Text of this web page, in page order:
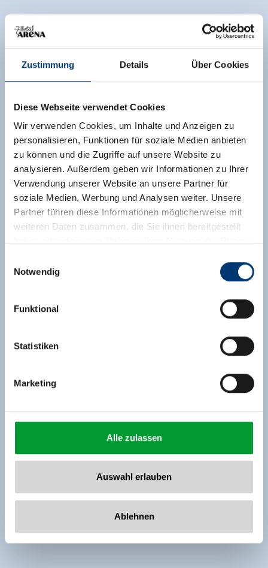
Zustimmung Details Über Cookies
Diese Webseite verwendet Cookies
Wir verwenden Cookies, um Inhalte und Anzeigen zu
personalisieren, Funktionen für soziale Medien anbieten
zu können und die Zugriffe auf unsere Website zu
analysieren. Außerdem geben wir Informationen zu Ihrer
Verwendung unserer Website an unsere Partner für
soziale Medien, Werbung und Analysen weiter. Unsere
Partner führen diese Informationen möglicherweise mit
weiteren Daten zusammen, die Sie ihnen bereitgestellt
Rohr 23// A-6280 Zell am Ziller
www.zillertalarena.com
Notwendig
Funktional
Statistiken
Marketing
Alle zulassen
Auswahl erlauben
Ablehnen